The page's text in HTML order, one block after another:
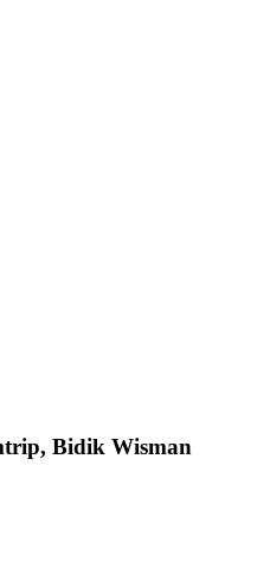
Bidik Wisman